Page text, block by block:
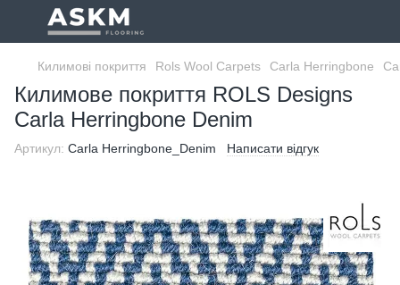
Килимові покриття Rols Wool Carpets Carla Herringbone
Килимове покриття ROLS Designs
Carla Herringbone Denim
Артикул: Carla Herringbone_Denim Написати відгук